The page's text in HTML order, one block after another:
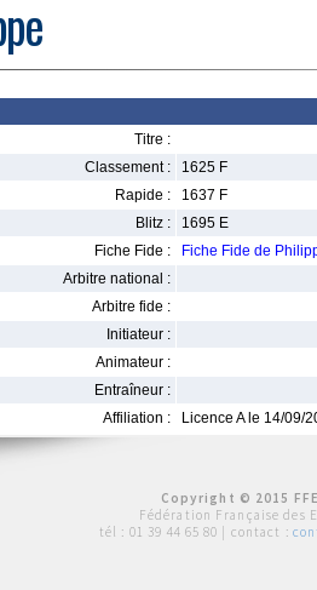
Titre :
Classement :
1625 F
Rapide :
1637 F
Blitz :
1695 E
Fiche Fide :
Fiche Fide de
Arbitre national :
Arbitre fide :
Initiateur :
Animateur :
Entraîneur :
Affiliation :
Licence A le 14/09/
Copyright © 2015
Fédération Française des
tél : 01 39 44 65 80 | contact :